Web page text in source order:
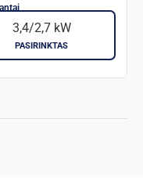
3,4/2,7 kW
PASIRINKTAS